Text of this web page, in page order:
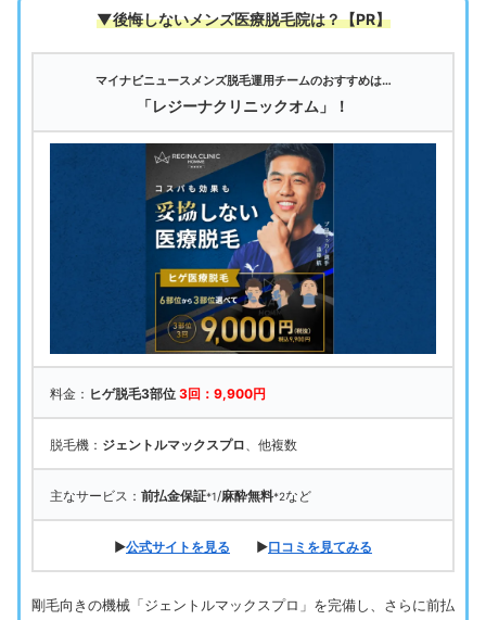
▼後悔しないメンズ医療脱毛院は？【PR】
マイナビニュースメンズ脱毛運用チームのおすすめは…
「レジーナクリニックオム」！
料金： ヒゲ脱毛3部位 3回：9,900円
脱毛機： ジェントルマックスプロ 、他複数
主なサービス： 前払金保証*1/麻酔無料*2など
▶公式サイトを見る ▶口コミを見てみる
剛毛向きの機械「ジェントルマックスプロ」を完備し、さらに前払